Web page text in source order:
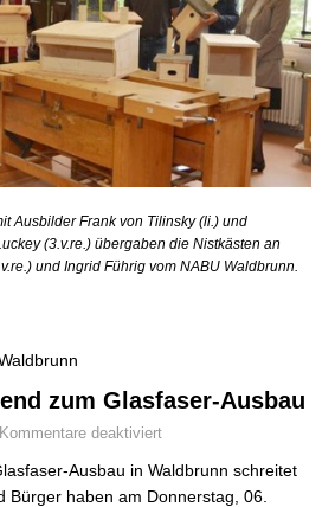
Ausbilder Frank von Tilinsky (li.) und
(3.v.re.) übergaben die Nistkästen an
und Ingrid Führig vom NABU Waldbrunn.
zum Glasfaser-Ausbau
Kommentare deaktiviert
Ausbau in Waldbrunn schreitet
Bürger haben am Donnerstag, 06.